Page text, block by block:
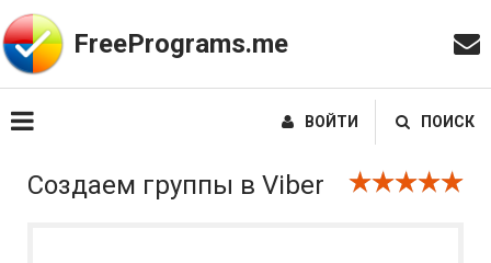
FreePrograms.me
ВОЙТИ ПОИСК
Создаем группы в Viber